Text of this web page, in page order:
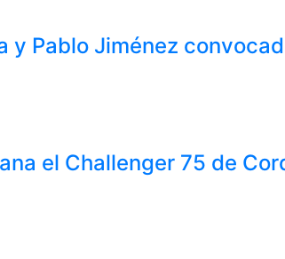
y Pablo Jiménez
el Challenger 75 de